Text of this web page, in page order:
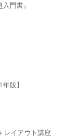
門書』
版】
レイアウト講座